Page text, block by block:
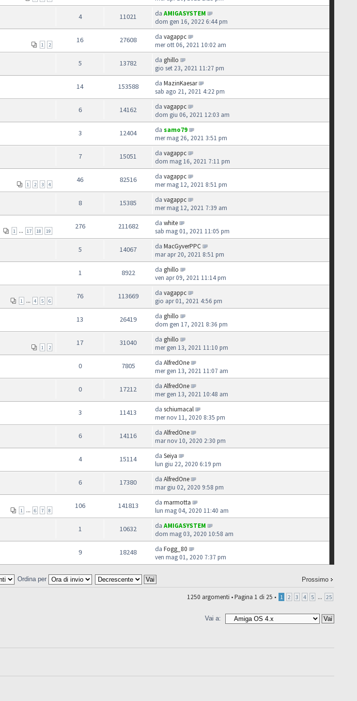
4 11021 da AMIGASYSTEM
dom gen 16, 2022 6:44 pm
1 2
16 27608 da vagappc
mer ott 06, 2021 10:02 am
5 13782 da ghillo
gio set 23, 2021 11:27 pm
14 153588 da MazinKaesar
sab ago 21, 2021 4:22 pm
6 14162 da vagappc
dom giu 06, 2021 12:03 am
3 12404 da samo79
mer mag 26, 2021 3:51 pm
7 15051 da vagappc
dom mag 16, 2021 7:11 pm
1 2 3 4
46 82516 da vagappc
mer mag 12, 2021 8:51 pm
8 15385 da vagappc
mer mag 12, 2021 7:39 am
1 ... 17 18 19
276 211682 da white
sab mag 01, 2021 11:05 pm
5 14067 da MacGyverPPC
mar apr 20, 2021 8:51 pm
1 8922 da ghillo
ven apr 09, 2021 11:14 pm
1 ... 4 5 6
76 113669 da vagappc
gio apr 01, 2021 4:56 pm
13 26419 da ghillo
dom gen 17, 2021 8:36 pm
1 2
17 31040 da ghillo
mer gen 13, 2021 11:10 pm
0 7805 da AlfredOne
mer gen 13, 2021 11:07 am
0 17212 da AlfredOne
mer gen 13, 2021 10:48 am
3 11413 da schiumacal
mer nov 11, 2020 8:35 pm
6 14116 da AlfredOne
mar nov 10, 2020 2:30 pm
4 15114 da Seiya
lun giu 22, 2020 6:19 pm
6 17380 da AlfredOne
mar giu 02, 2020 9:58 pm
1 ... 6 7 8
106 141813 da marmotta
lun mag 04, 2020 11:40 am
1 10632 da AMIGASYSTEM
dom mag 03, 2020 10:58 am
9 18248 da Fogg_80
ven mag 01, 2020 7:37 pm
Prossimo
Ordina per
1250 argomenti •Pagina 1 di 25 • 1 2 3 4 5 ... 25
Vai a: